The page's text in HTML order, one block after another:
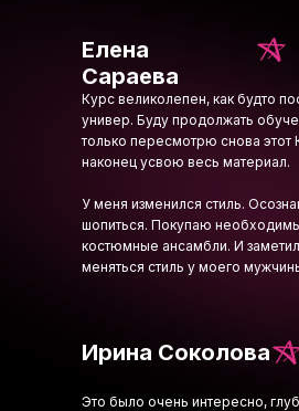
Елена
Сараева
Курс великолепен, как будто
универ. Буду продолжать
только пересмотрю снова этот
наконец усвою весь материал.
У меня изменился стиль.
шопиться. Покупаю
костюмные ансамбли. И
меняться стиль у моего
Ирина Соколова
Это было очень интересно,